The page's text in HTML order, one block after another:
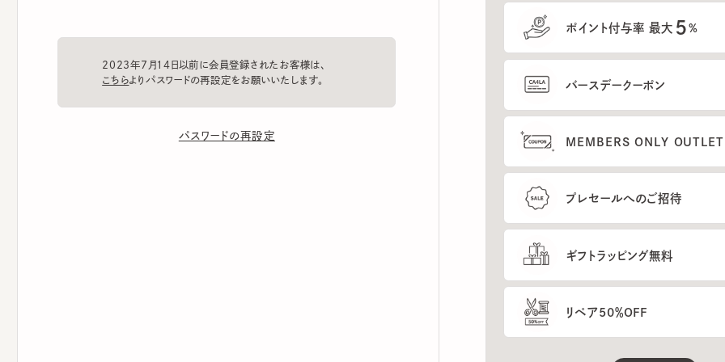
2023年7月14日以前に会員登録されたお客様は、
パスワードの再設定
ポイント付与率 最大 %
バースデークーポン
MEMBERS ONLY OUTLETのご
プレセールへのご招待
ギフトラッピング無料
リペア50％OFF